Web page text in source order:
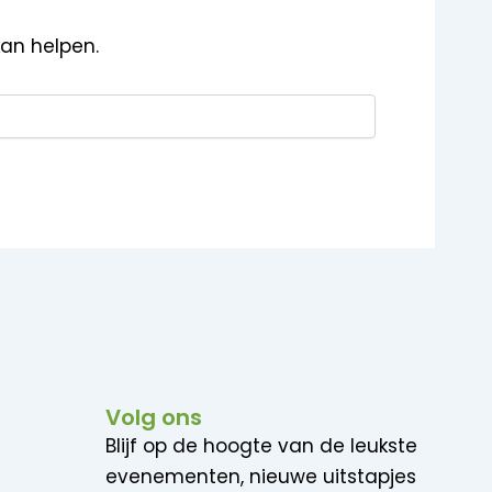
helpen.
Volg ons
Blijf op de hoogte van de leukste
evenementen, nieuwe uitstapjes